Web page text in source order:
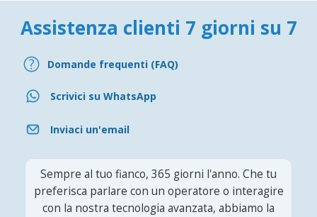
Assistenza clienti 7 giorni su 7
Domande frequenti (FAQ)
Scrivici su WhatsApp
Inviaci un'email
Sempre al tuo fianco, 365 giorni l'anno. Che tu
preferisca parlare con un operatore o interagire
con la nostra tecnologia avanzata, abbiamo la